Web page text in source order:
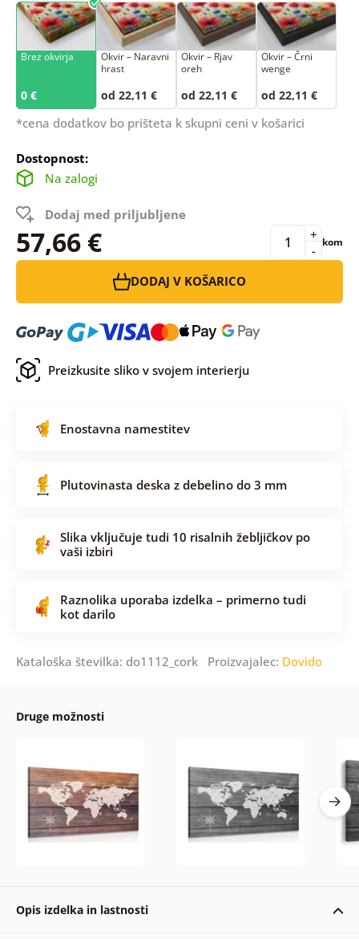
Brez okvirja
0 €
Okvir – Naravni
hrast
od 22,11 €
Okvir – Rjav
oreh
od 22,11 €
Okvir – Črni
wenge
od 22,11 €
*cena dodatkov bo prišteta k skupni ceni v košarici
Dostopnost:
Na zalogi
Dodaj med priljubljene
57,66 € -
+ kom
DODAJ V KOŠARICO
Preizkusite sliko v svojem interierju
Enostavna namestitev
Plutovinasta deska z debelino do 3 mm
Slika vključuje tudi 10 risalnih žebljičkov po
vaši izbiri
Raznolika uporaba izdelka – primerno tudi
kot darilo
Kataloška številka: do1112_cork Proizvajalec: Dovido
Druge možnosti
Opis izdelka in lastnosti